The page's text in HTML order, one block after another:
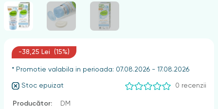
-38,25 Lei (15%)
* Promotie valabila in perioada: 07.08.2026 - 17.08.2026
Stoc epuizat 0 recenzii
Producător:
DM